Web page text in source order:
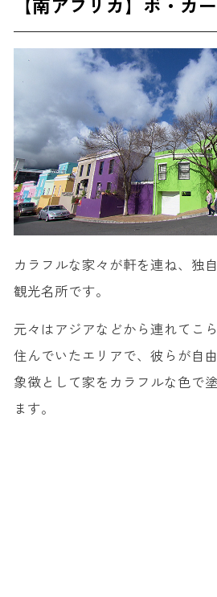
【南アフリカ】ボ・カ
カラフルな家々が軒を連ね、独
観光名所です。
元々はアジアなどから連れてこ
住んでいたエリアで、彼らが自
象徴として家をカラフルな色で
ます。